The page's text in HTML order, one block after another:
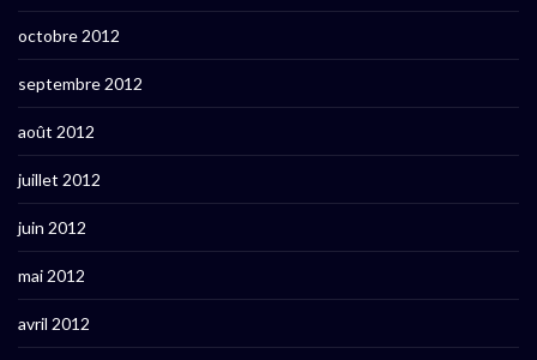
octobre 2012
septembre 2012
août 2012
juillet 2012
juin 2012
mai 2012
avril 2012